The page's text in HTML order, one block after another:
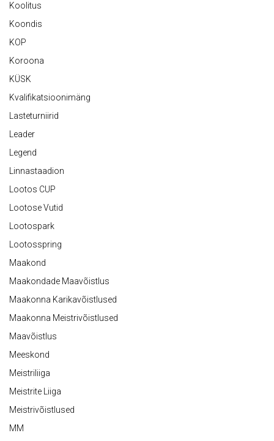
Koolitus
Koondis
KOP
Koroona
KÜSK
Kvalifikatsioonimäng
Lasteturniirid
Leader
Legend
Linnastaadion
Lootos CUP
Lootose Vutid
Lootospark
Lootosspring
Maakond
Maakondade Maavõistlus
Maakonna Karikavõistlused
Maakonna Meistrivõistlused
Maavõistlus
Meeskond
Meistriliiga
Meistrite Liiga
Meistrivõistlused
MM